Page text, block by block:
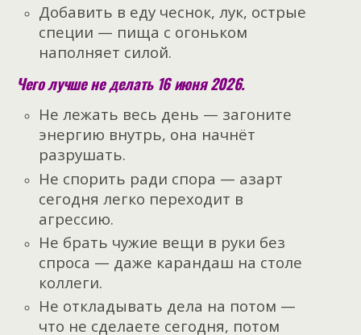
Добавить в еду чеснок, лук, острые
специи — пища с огоньком
наполняет силой.
Чего лучше не делать 16 июня 2026.
Не лежать весь день — загоните
энергию внутрь, она начнёт
разрушать.
Не спорить ради спора — азарт
сегодня легко переходит в
агрессию.
Не брать чужие вещи в руки без
спроса — даже карандаш на столе
коллеги.
Не откладывать дела на потом —
что не сделаете сегодня, потом